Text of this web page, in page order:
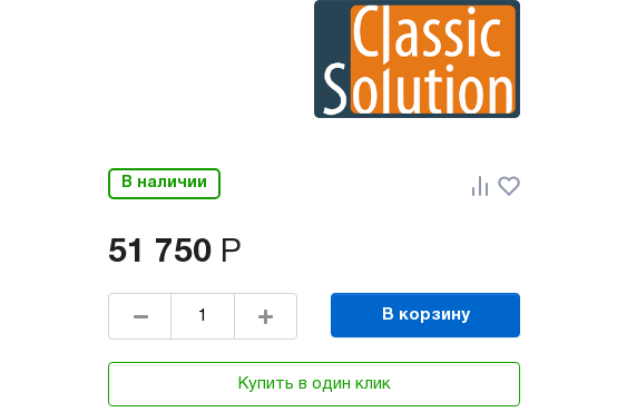
В наличии
51 750 Р
В корзину
Купить в один клик